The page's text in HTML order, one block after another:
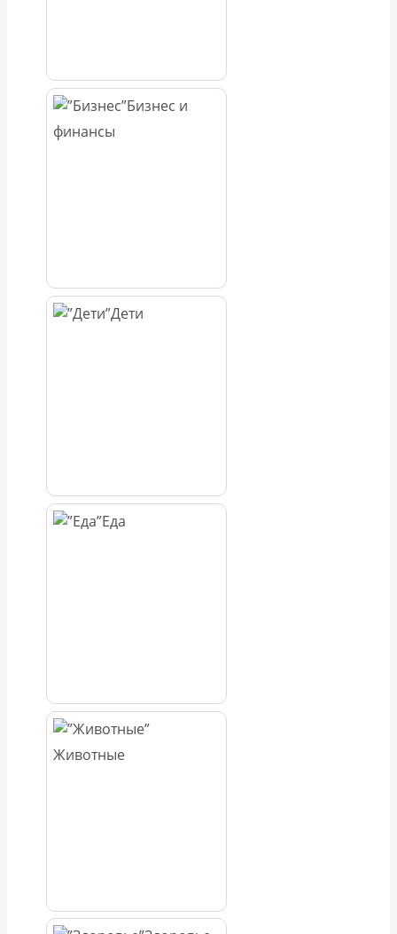
Бизнес и
финансы
Дети
Еда
Животные